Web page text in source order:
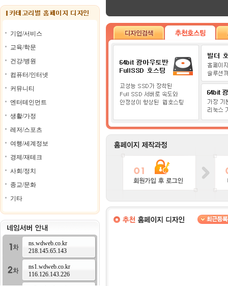
기업/서비스
교육/학문
건강/병원
컴퓨터/인터넷
커뮤니티
엔터테인먼트
생활/가정
레저/스포츠
여행/세계정보
경제/재테크
사회/정치
종교/문화
기타
ns.wdweb.co.kr
218.145.65.143
ns1.wdweb.co.kr
116.126.143.226